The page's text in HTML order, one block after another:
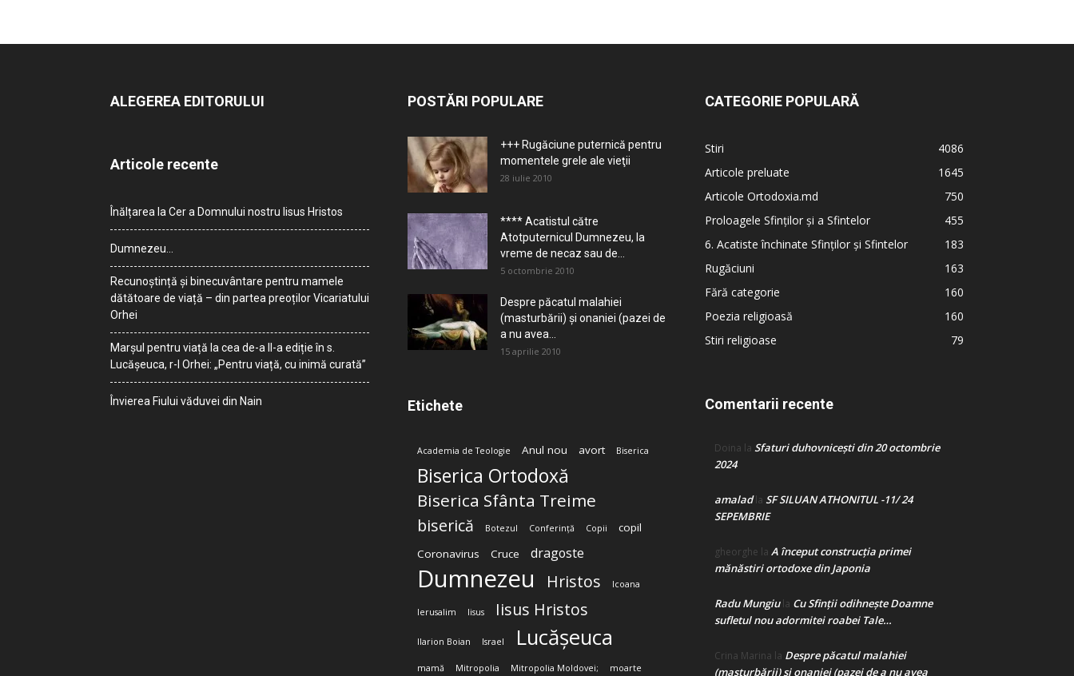
ALEGEREA EDITORULUI
Articole recente
Înălțarea la Cer a Domnului nostru Iisus Hristos
Dumnezeu…
Recunoștință și binecuvântare pentru mamele
dătătoare de viață – din partea preoților Vicariatului
Orhei
Marșul pentru viață la cea de-a II-a ediție în s.
Lucășeuca, r-l Orhei: „Pentru viață, cu inimă curată”
Învierea Fiului văduvei din Nain
POSTĂRI POPULARE
+++ Rugăciune puternică pentru
momentele grele ale vieţii
28 iulie 2010
**** Acatistul către
Atotputernicul Dumnezeu, la
vreme de necaz sau de...
5 octombrie 2010
Despre păcatul malahiei
(masturbării) şi onaniei (pazei de
a nu avea...
15 aprilie 2010
Etichete
Academia de Teologie Anul nou avort Biserica
Biserica Ortodoxă
Biserica Sfânta Treime
biserică Botezul Conferință Copii
copil
Coronavirus
Cruce dragoste
Dumnezeu Hristos Icoana
Ierusalim Iisus Iisus Hristos
Ilarion Boian Israel Lucășeuca
mamă Mitropolia Mitropolia Moldovei; moarte
CATEGORIE POPULARĂ
Stiri
4086
Articole preluate
1645
Articole Ortodoxia.md
750
Proloagele Sfinților și a Sfintelor
455
6. Acatiste închinate Sfinților și Sfintelor
183
Rugăciuni
163
Fără categorie
160
Poezia religioasă
160
Stiri religioase
79
Comentarii recente
Doina la Sfaturi duhovnicești din 20 octombrie
2024
amaladla SF SILUAN ATHONITUL -11/ 24
SEPEMBRIE
gheorghe la A început construcţia primei
mănăstiri ortodoxe din Japonia
Radu Mungiula Cu Sfinții odihnește Doamne
sufletul nou adormitei roabei Tale…
Crina Marina la Despre păcatul malahiei
(masturbării) şi onaniei (pazei de a nu avea